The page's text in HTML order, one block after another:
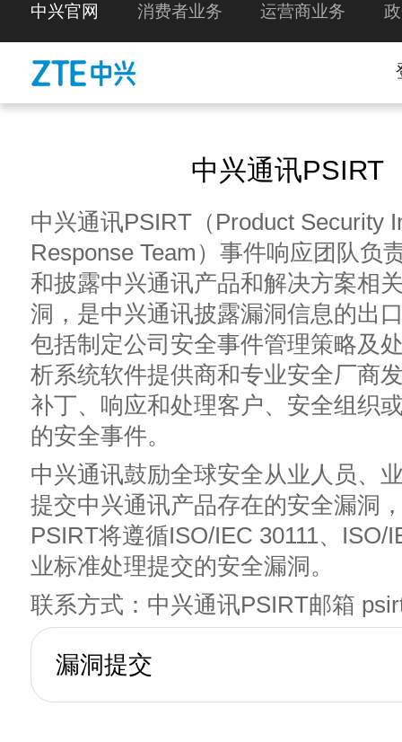
中兴官网 消费者业务 运营商业务
中兴通讯PSIRT
中兴通讯PSIRT（Product Security
Response Team）事件响应团队负
和披露中兴通讯产品和解决方案相
洞，是中兴通讯披露漏洞信息的出
包括制定公司安全事件管理策略及
析系统软件提供商和专业安全厂商
补丁、响应和处理客户、安全组织
的安全事件。
中兴通讯鼓励全球安全从业人员、
提交中兴通讯产品存在的安全漏洞
PSIRT将遵循ISO/IEC 30111、ISO/
业标准处理提交的安全漏洞。
联系方式：中兴通讯PSIRT邮箱
漏洞提交